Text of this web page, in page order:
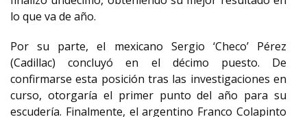
lo que va de año.
Por su parte, el mexicano Sergio ‘Checo’ Pérez
(Cadillac) concluyó en el décimo puesto. De
confirmarse esta posición tras las investigaciones en
curso, otorgaría el primer punto del año para su
escudería. Finalmente, el argentino Franco Colapinto